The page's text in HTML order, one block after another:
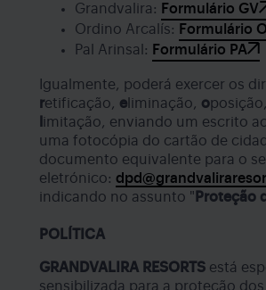
Grandvalira: Formulário GV
Ordino Arcalís: Formulário
Pal Arinsal: Formulário PA
Igualmente, poderá exercer os
retificação, e liminação, oposição,
imitação, enviando um escrito
uma fotocópia do cartão de
documento equivalente para o
eletrónico:
indicando no assunto " Proteção
POLÍTICA
GRANDVALIRA RESORTS está
sensibilizada para a proteção